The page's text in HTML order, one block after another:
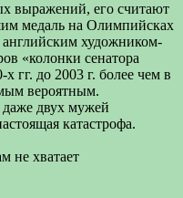
выражений, его считают
медаль на Олимпийсках
английским художником-
«колонки сенатора
гг. до 2003 г. более чем в
вероятным.
двух мужей
катастрофа.
не хватает